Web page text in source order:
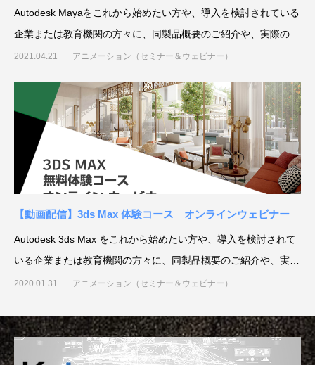
Autodesk Mayaをこれから始めたい方や、導入を検討されている
企業または教育機関の方々に、同製品概要のご紹介や、実際の操
作を体験
2021.04.21 アニメーション（セミナー＆ウェビナー）
【動画配信】3ds Max 体験コース オンラインウェビナー
Autodesk 3ds Max をこれから始めたい方や、導入を検討されて
いる企業または教育機関の方々に、同製品概要のご紹介や、実際
の操
2020.01.31 アニメーション（セミナー＆ウェビナー）